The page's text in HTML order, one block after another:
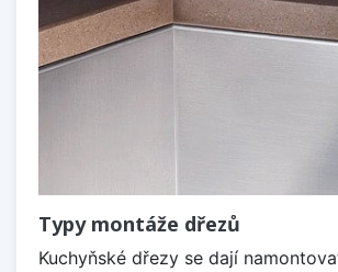
Typy montáže dřezů
Kuchyňské dřezy se dají